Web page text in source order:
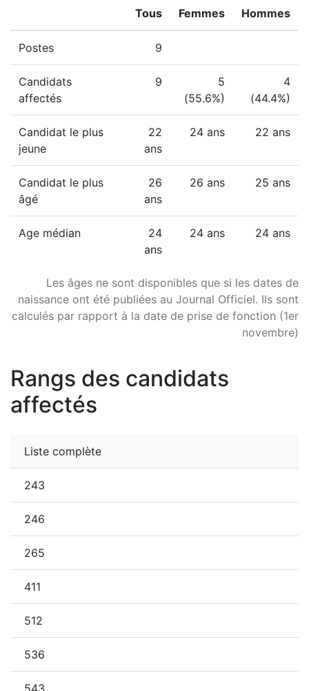
Les âges ne sont disponibles que si les dates de
naissance ont été publiées au Journal Officiel. Ils sont
calculés par rapport à la date de prise de fonction (1er
novembre)
Tous Femmes Hommes
Postes 9
Candidats
affectés
9
5
(55.6%)
4
(44.4%)
Candidat le plus
jeune
22
ans
24 ans 22 ans
Candidat le plus
âgé
26
ans
26 ans 25 ans
Age médian
24
ans
24 ans 24 ans
Rangs des candidats
affectés
Liste complète
243
246
265
411
512
536
543